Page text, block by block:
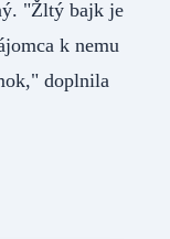
"Žltý bajk je
k nemu
doplnila